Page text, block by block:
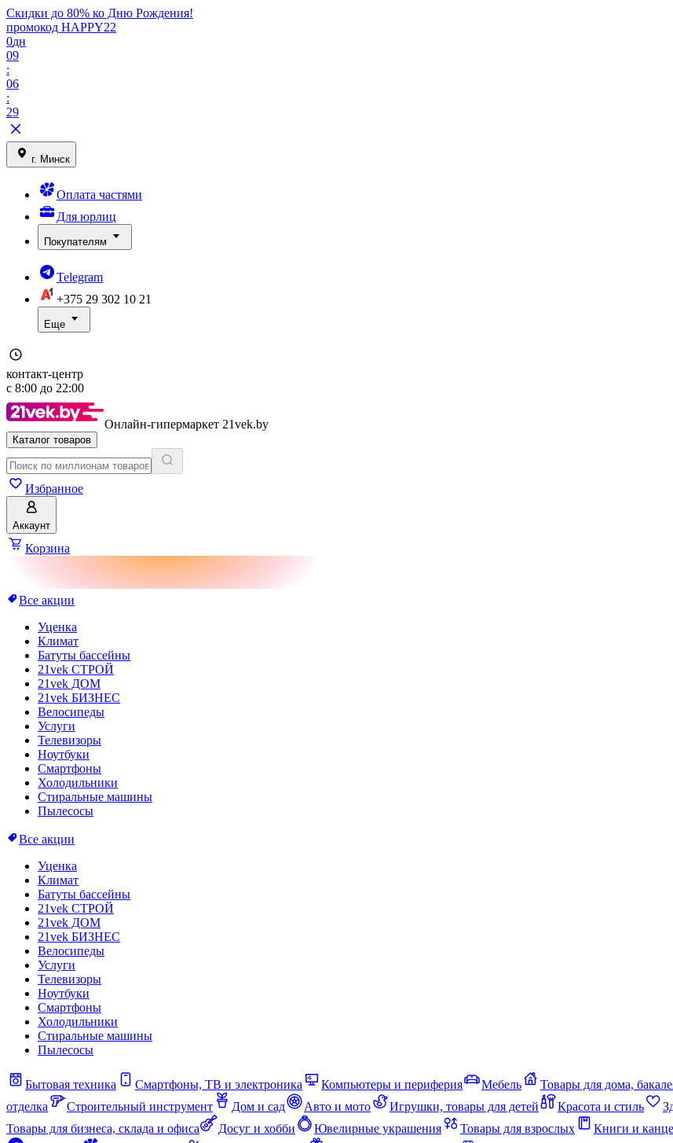
Скидки до 80% ко Дню Рождения!
промокод HAPPY22
0дн
09
:
06
:
29
г. Минск
Оплата частями
Для юрлиц
Покупателям
Telegram
+375 29 302 10 21
Еще
контакт-центр
с 8:00 до 22:00
Онлайн-гипермаркет 21vek.by
Каталог товаров
Избранное
Аккаунт
Корзина
Все акции
Уценка
Климат
Батуты бассейны
21vek СТРОЙ
21vek ДОМ
21vek БИЗНЕС
Велосипеды
Услуги
Телевизоры
Ноутбуки
Смартфоны
Холодильники
Стиральные машины
Пылесосы
Все акции
Уценка
Климат
Батуты бассейны
21vek СТРОЙ
21vek ДОМ
21vek БИЗНЕС
Велосипеды
Услуги
Телевизоры
Ноутбуки
Смартфоны
Холодильники
Стиральные машины
Пылесосы
Бытовая техника Смартфоны, ТВ и электроника Компьютеры и периферия Мебель Товары для дома,
отделка
Строительный инструмент Дом и сад Авто и мото Игрушки, товары для детей Красота и стиль
Товары для бизнеса, склада и офиса
Досуг и хобби Ювелирные украшения Товары для взрослых Книги и